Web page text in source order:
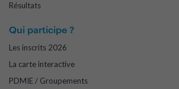
Résultats
Qui participe ?
Les inscrits 2026
La carte interactive
PDMIE / Groupements